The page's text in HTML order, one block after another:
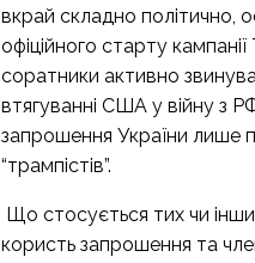
вкрай складно політично,
офіційного старту
соратники активно
втягуванні США у війну з
запрошення України лише
“трампістів”.
Що стосується тих чи
користь запрошення та